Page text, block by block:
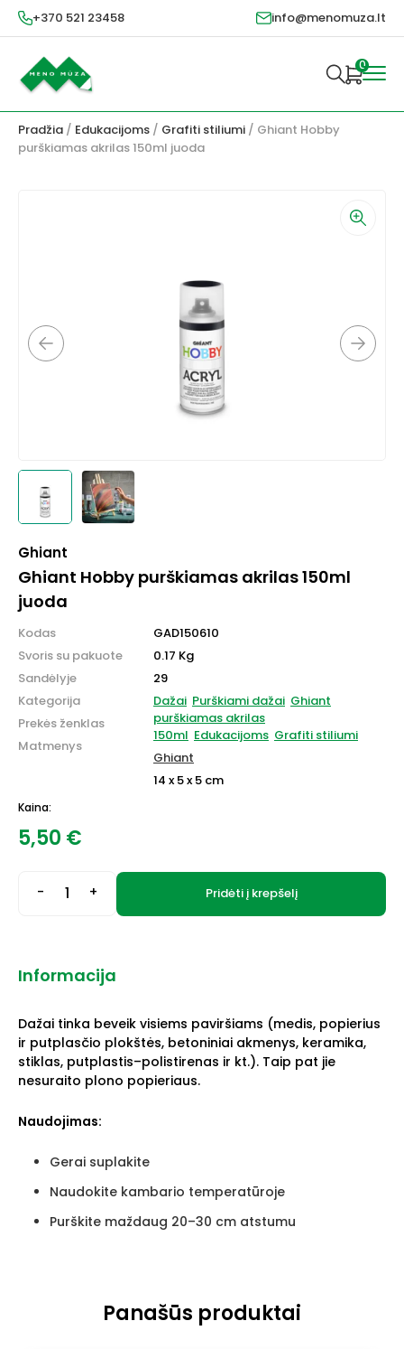
+370 521 23458 info@menomuza.lt
0
Pradžia / Edukacijoms / Grafiti stiliumi / Ghiant Hobby
purškiamas akrilas 150ml juoda
Ghiant
Ghiant Hobby purškiamas akrilas 150ml
juoda
Kodas
Svoris su pakuote
Sandėlyje
Kategorija
Prekės ženklas
Matmenys
GAD150610
0.17 Kg
29
Dažai Purškiami dažai Ghiant
purškiamas akrilas
150ml Edukacijoms Grafiti stiliumi
Ghiant
14 x 5 x 5 cm
Kaina:
5,50 €
- + Pridėti į krepšelį
Informacija
Dažai tinka beveik visiems paviršiams (medis, popierius
ir putplasčio plokštės, betoniniai akmenys, keramika,
stiklas, putplastis–polistirenas ir kt.). Taip pat jie
nesuraito plono popieriaus.
Naudojimas:
Gerai suplakite
Naudokite kambario temperatūroje
Purškite maždaug 20–30 cm atstumu
Panašūs produktai